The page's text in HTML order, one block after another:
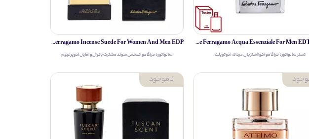
Salvatore Ferragamo Acqua Essenziale For Men EDT Tester
تستر سالواتوره فراگامو اکوا اسنزیال مردانه ادوتویلت
Salvatore Ferragamo Incense Suede For Women And Men EDP
سالواتوره فراگامو انسنس سوئد مشترک بانوان و اقایان ادوپرفیوم